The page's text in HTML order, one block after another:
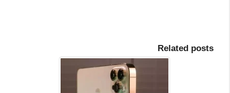
Related posts